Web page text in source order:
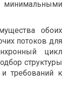
обоих
потоков для
цикл
структуры
требований к